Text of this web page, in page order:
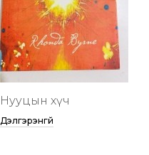
Нууцын хүч
Дэлгэрэнгүй